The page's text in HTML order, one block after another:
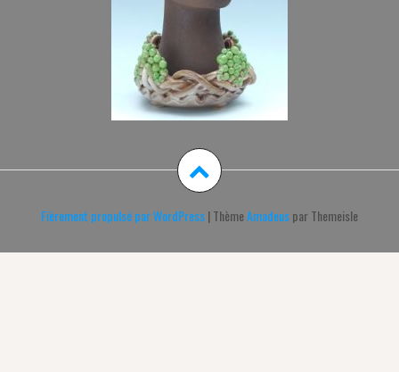
Fièrement propulsé par WordPress|ThèmeAmadeuspar Themeisle